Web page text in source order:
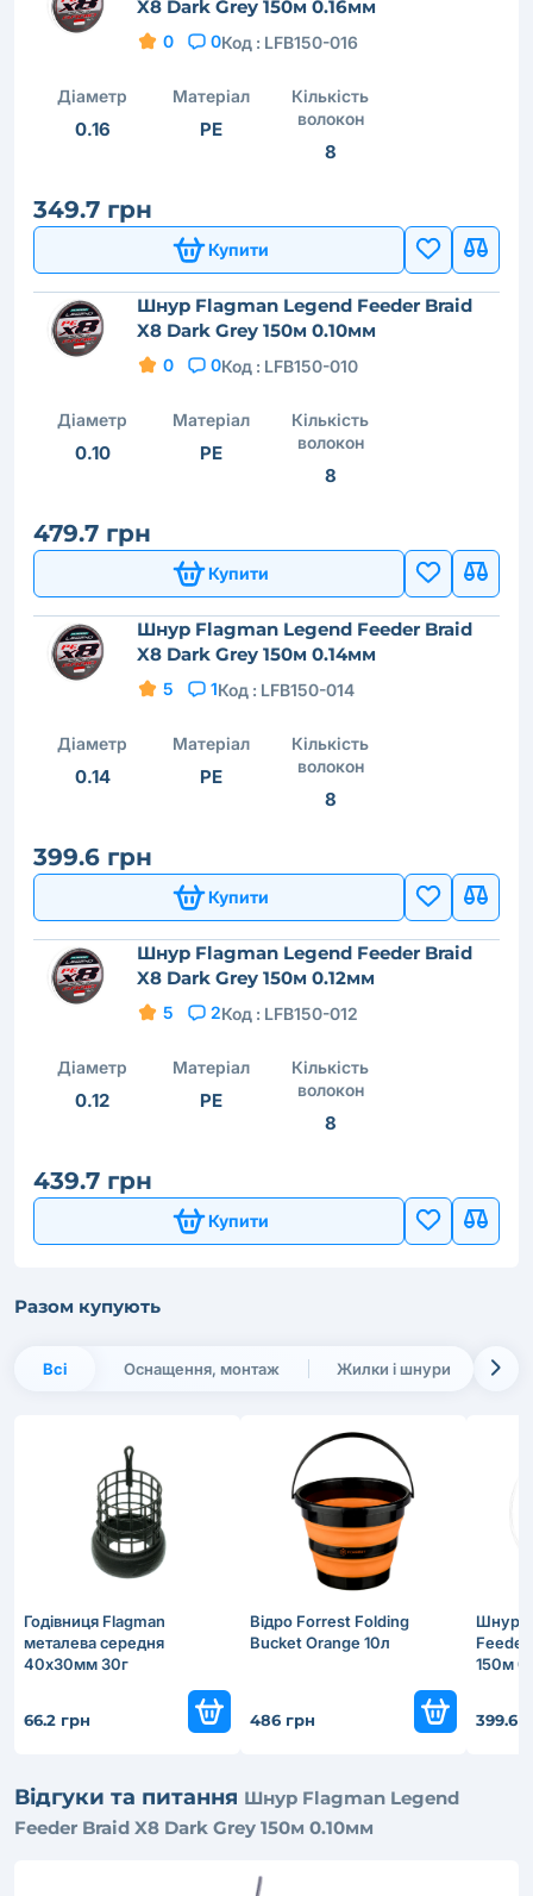
X8 Dark Grey 150м 0.16мм
0 0Код : LFB150-016
Діаметр
0.16
Матеріал
PE
Кількість
волокон
8
349.7 грн
Купити
Шнур Flagman Legend Feeder Braid
X8 Dark Grey 150м 0.10мм
0 0Код : LFB150-010
Діаметр
0.10
Матеріал
PE
Кількість
волокон
8
479.7 грн
Купити
Шнур Flagman Legend Feeder Braid
X8 Dark Grey 150м 0.14мм
5 1Код : LFB150-014
Діаметр
0.14
Матеріал
PE
Кількість
волокон
8
399.6 грн
Купити
Шнур Flagman Legend Feeder Braid
X8 Dark Grey 150м 0.12мм
5 2Код : LFB150-012
Діаметр
0.12
Матеріал
PE
Кількість
волокон
8
439.7 грн
Купити
Разом купують
Всі Оснащення, монтаж Жилки і шнури
Годівниця Flagman
металева середня
40х30мм 30г
66.2 грн
Відро Forrest Folding
Bucket Orange 10л
486 грн
Шнур
Feeder
150м
399.6
Відгуки та питання Шнур Flagman Legend
Feeder Braid X8 Dark Grey 150м 0.10мм